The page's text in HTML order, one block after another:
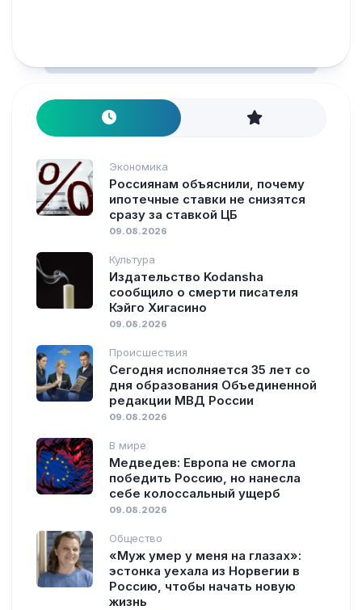
Экономика
Россиянам объяснили, почему
ипотечные ставки не снизятся
сразу за ставкой ЦБ
09.08.2026
Культура
Издательство Kodansha
сообщило о смерти писателя
Кэйго Хигасино
09.08.2026
Происшествия
Сегодня исполняется 35 лет со
дня образования Объединенной
редакции МВД России
09.08.2026
В мире
Медведев: Европа не смогла
победить Россию, но нанесла
себе колоссальный ущерб
09.08.2026
Общество
«Муж умер у меня на глазах»:
эстонка уехала из Норвегии в
Россию, чтобы начать новую
жизнь